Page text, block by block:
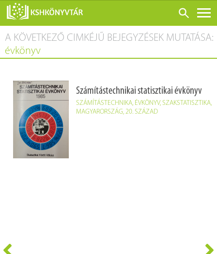
ONLINE KATALÓGUS
RÓLUNK
SZOLGÁLTATÁSOK
KONFERENCIÁK
ADATBÁZISOK
A KÖVETKEZŐ CIMKÉJŰ BEJEGYZÉSEK MUTATÁSA:
évkönyv
Számítástechnikai statisztikai évkönyv
SZÁMÍTÁSTECHNIKA, ÉVKÖNYV, SZAKSTATISZTIKA,
MAGYARORSZÁG, 20. SZÁZAD